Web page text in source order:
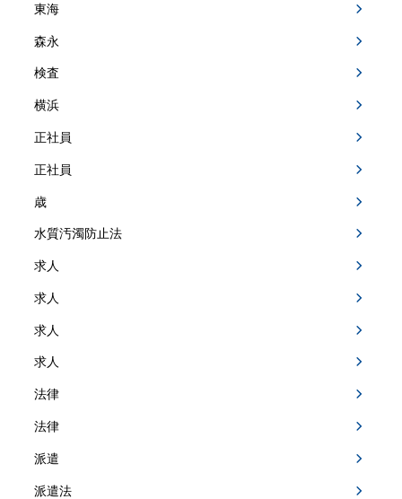
東海
森永
検査
横浜
正社員
正社員
歳
水質汚濁防止法
求人
求人
求人
求人
法律
法律
派遣
派遣法